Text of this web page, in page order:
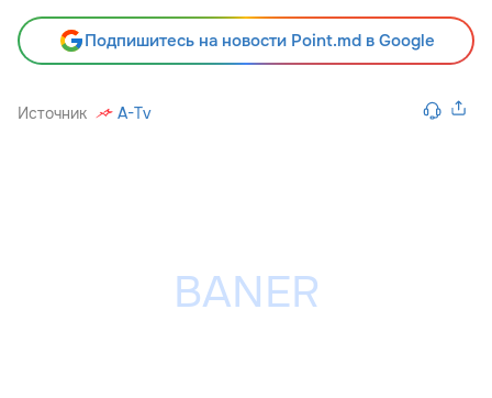
Подпишитесь на новости Point.md в Google
Источник A-Tv